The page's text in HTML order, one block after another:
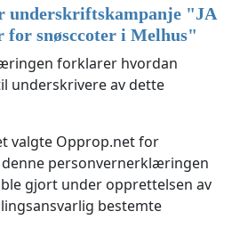
underskriftskampanje "JA
snøsccoter i Melhus"
forklarer hvordan
underskrivere av dette
valgte Opprop.net for
personvernerklæringen
gjort under opprettelsen av
bestemte